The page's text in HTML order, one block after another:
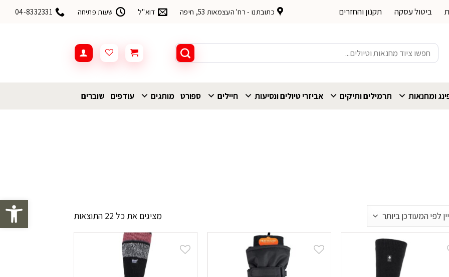
פתח
ביטול עסקה תקנון והחזרים כתובתנו - רח' העצמאות 53, חיפה דוא"ל שעות פתיחה 04-8332331
חיפוש
עבור:
ומחנאות תרמילים ותיקים אביזרי טיולים ונסיעות חיילים ספורט מותגים עודפים שוברים
מציגים את כל ⁦22⁩ התוצאות
לפי